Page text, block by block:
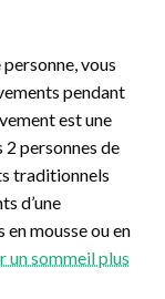
vous
pendant
est une
personnes de
traditionnels
d’une
en mousse ou en
un sommeil plus